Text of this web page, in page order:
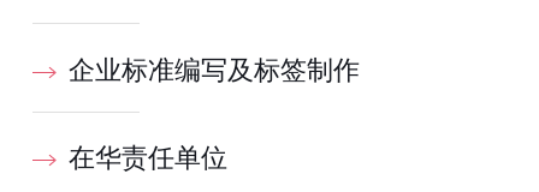
企业标准编写及标签制作
在华责任单位